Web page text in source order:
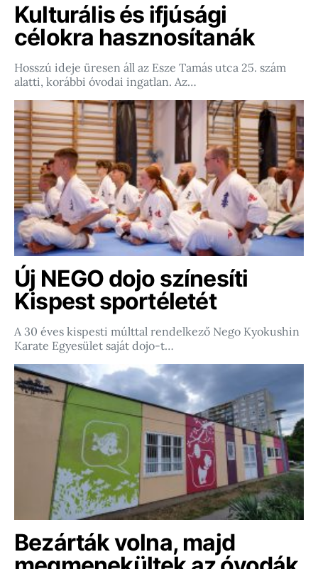
Kulturális és ifjúsági
célokra hasznosítanák
Hosszú ideje üresen áll az Esze Tamás utca 25. szám
alatti, korábbi óvodai ingatlan. Az…
Új NEGO dojo színesíti
Kispest sportéletét
A 30 éves kispesti múlttal rendelkező Nego Kyokushin
Karate Egyesület saját dojo-t…
Bezárták volna, majd